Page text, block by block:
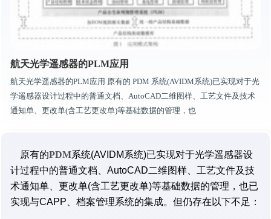
航天光学遥感器的PLM应用
航天光学遥感器的PLM应用 原有的 PDM 系统(AVIDM系统)已实现对于光
学遥感器设计过程中的普通文档、AutoCAD二维图样、工艺文件及技术
通知单、更改单(含工艺更改单)等基础数据的管理，也
原有的PDM系统(AVIDM系统)已实现对于光学遥感器设
计过程中的普通文档、AutoCAD二维图样、工艺文件及技
术通知单、更改单(含工艺更改单)等基础数据的管理，也已
实现与CAPP、档案管理系统的集成。但仍存在以下不足：